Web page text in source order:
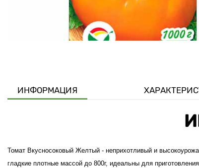
ИНФОРМАЦИЯ
Томат Вкусносоковый Желтый - неприхотливый и
гладкие плотные массой до 800г, идеальны для